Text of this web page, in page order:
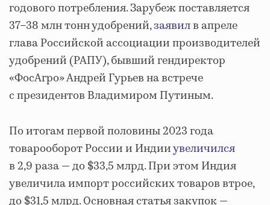
годового потребления. Зарубеж поставляется
37–38 млн тонн удобрений,заявилв апреле
глава Российской ассоциации производителей
удобрений (РАПУ), бывший гендиректор
«ФосАгро» Андрей Гурьев на встрече
с президентов Владимиром Путиным.
По итогам первой половины 2023 года
товарооборот России и Индииувеличился
в 2,9 раза — до $33,5 млрд. При этом Индия
увеличила импорт российских товаров втрое,
до $31,5 млрд. Основная статья закупок —